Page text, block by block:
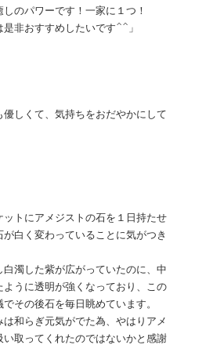
のパワーです！一家に１つ！
非おすすめしたいです^^」
優しくて、気持ちをおだやかにして
ットにアメジストの石を１日持たせ
白く変わっていることに気がつき
白濁した紫が広がっていたのに、中
うに透明が強くなっており、この
その後石を毎日眺めています。
和らぎ元気がでた為、やはりアメ
い取ってくれたのではないかと感謝